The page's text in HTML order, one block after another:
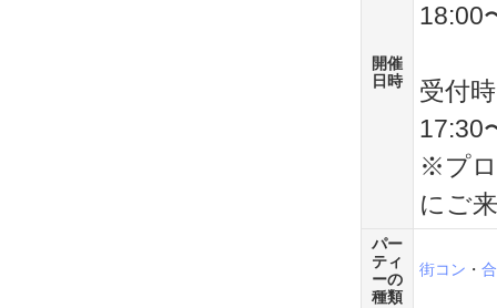
開催
日時
18:00
受付
17:30
※プ
にご
パー
ティ
ーの
種類
街コン ・